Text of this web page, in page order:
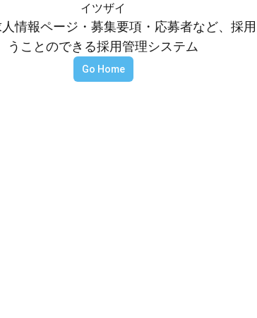
イツザイ
情報ページ・募集要項・応募者など、採
うことのできる採用管理システム
Go Home